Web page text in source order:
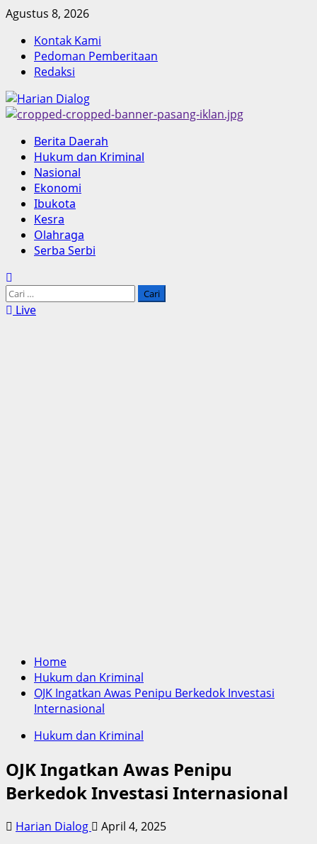
Skip
content
Agustus 8, 2026
Kontak Kami
Pedoman Pemberitaan
Redaksi
Primary
Menu
Berita Daerah
Hukum dan Kriminal
Nasional
Ekonomi
Ibukota
Kesra
Olahraga
Serba Serbi
Cari
untuk:
Live
Home
Hukum dan Kriminal
OJK Ingatkan Awas Penipu Berkedok Investasi
Internasional
Hukum dan Kriminal
OJK Ingatkan Awas Penipu
Berkedok Investasi Internasional
Harian Dialog
April 4, 2025